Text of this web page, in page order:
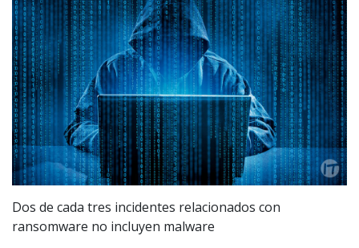
Dos de cada tres incidentes relacionados con
ransomware no incluyen malware
CHILE
ARGENTINA
MÉXICO